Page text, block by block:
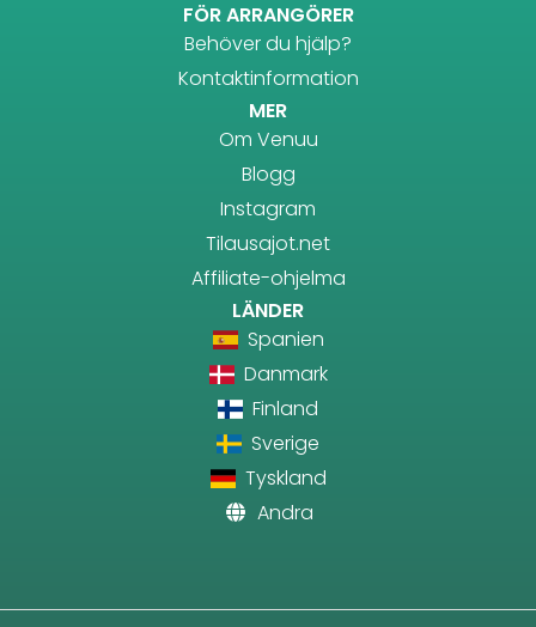
FÖR ARRANGÖRER
Behöver du hjälp?
Kontaktinformation
MER
Om Venuu
Blogg
Instagram
Tilausajot.net
Affiliate-ohjelma
LÄNDER
Spanien
Danmark
Finland
Sverige
Tyskland
Andra